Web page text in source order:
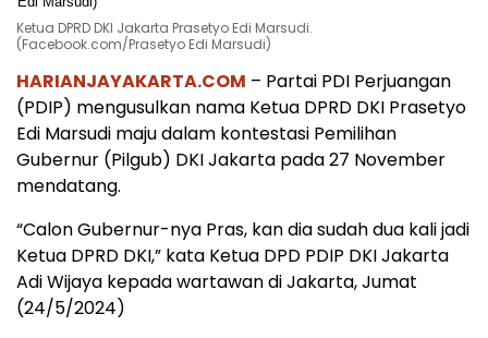
Ketua DPRD DKI Jakarta Prasetyo Edi Marsudi.
(Facebook.com/Prasetyo Edi Marsudi)
HARIANJAYAKARTA.COM – Partai PDI Perjuangan
(PDIP) mengusulkan nama Ketua DPRD DKI Prasetyo
Edi Marsudi maju dalam kontestasi Pemilihan
Gubernur (Pilgub) DKI Jakarta pada 27 November
mendatang.
“Calon Gubernur-nya Pras, kan dia sudah dua kali jadi
Ketua DPRD DKI,” kata Ketua DPD PDIP DKI Jakarta
Adi Wijaya kepada wartawan di Jakarta, Jumat
(24/5/2024)